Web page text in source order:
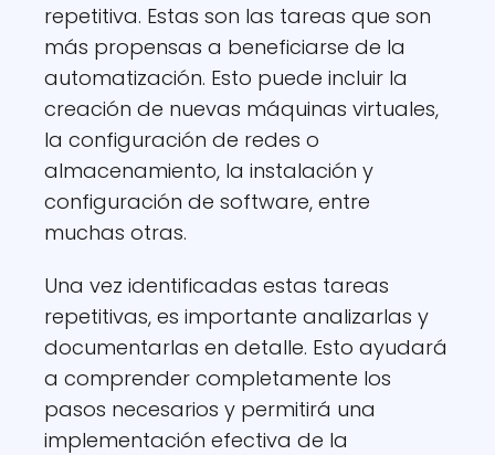
repetitiva. Estas son las tareas que son
más propensas a beneficiarse de la
automatización. Esto puede incluir la
creación de nuevas máquinas virtuales,
la configuración de redes o
almacenamiento, la instalación y
configuración de software, entre
muchas otras.
Una vez identificadas estas tareas
repetitivas, es importante analizarlas y
documentarlas en detalle. Esto ayudará
a comprender completamente los
pasos necesarios y permitirá una
implementación efectiva de la